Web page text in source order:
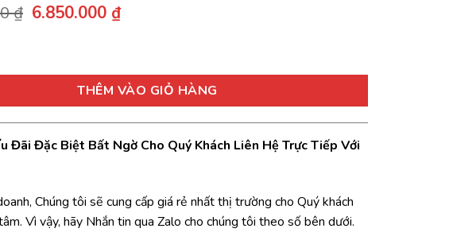
₫ Giá
6.850.000 ₫Giá
6.850.000 ₫.
ML 888 DKI, 73cm, 2 Từ, Mặt Kính Kanger số lượng
THÊM VÀO GIỎ HÀNG
Đãi Đặc Biệt Bất Ngờ Cho Quý Khách Liên Hệ Trực Tiếp Với
Chúng tôi sẽ cung cấp giá rẻ nhất thị trường cho Quý khách
Vì vậy, hãy Nhắn tin qua Zalo cho chúng tôi theo số bên dưới.